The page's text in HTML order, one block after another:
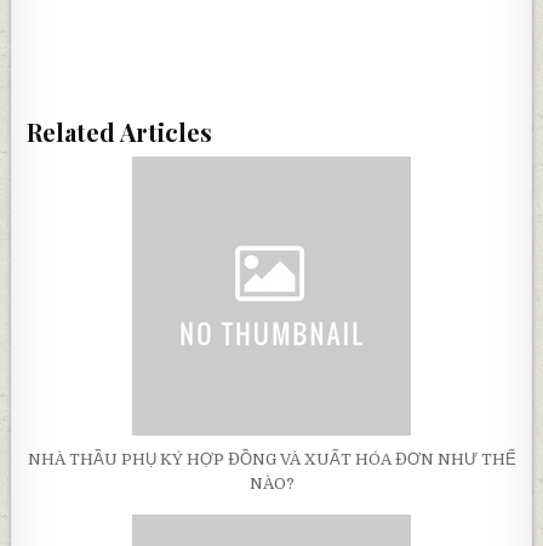
Related Articles
NHÀ THẦU PHỤ KÝ HỢP ĐỒNG VÀ XUẤT HÓA ĐƠN NHƯ THẾ
NÀO?